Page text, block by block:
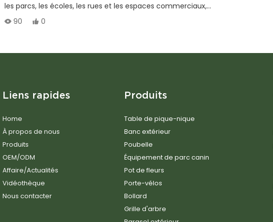
les parcs, les écoles, les rues et les espaces commerciaux,
offrant une durabilité et une résistance aux intempéries
90 0
Liens rapides
Home
À propos de nous
Produits
OEM/ODM
Affaire/Actualités
Vidéothèque
Nous contacter
Produits
Table de pique-nique
Banc extérieur
Poubelle
Équipement de parc canin
Pot de fleurs
Porte-vélos
Bollard
Grille d'arbre